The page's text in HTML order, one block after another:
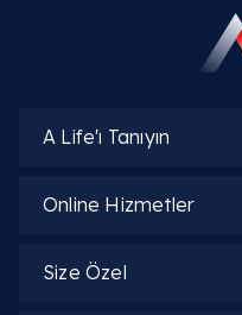
A Life'ı Tanıyın
Online Hizmetler
Size Özel